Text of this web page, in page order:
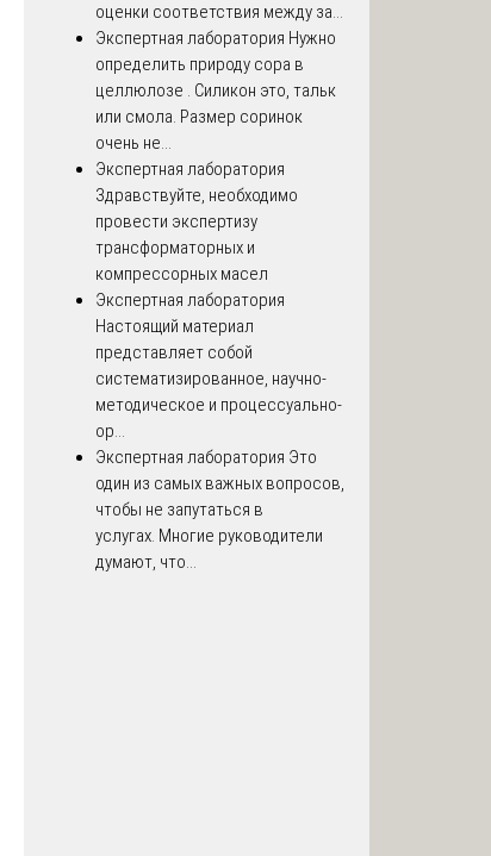
оценки соответствия между за...
Экспертная лаборатория Нужно
определить природу сора в
целлюлозе . Силикон это, тальк
или смола. Размер соринок
очень не...
Экспертная лаборатория
Здравствуйте, необходимо
провести экспертизу
трансформаторных и
компрессорных масел
Экспертная лаборатория
Настоящий материал
представляет собой
систематизированное, научно-
методическое и процессуально-
ор...
Экспертная лаборатория Это
один из самых важных вопросов,
чтобы не запутаться в
услугах. Многие руководители
думают, что...